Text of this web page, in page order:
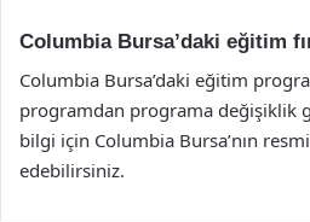
Columbia Bursa’daki eğitim
Columbia Bursa’daki eğitim
programdan programa değişiklik
bilgi için Columbia Bursa’nın
edebilirsiniz.